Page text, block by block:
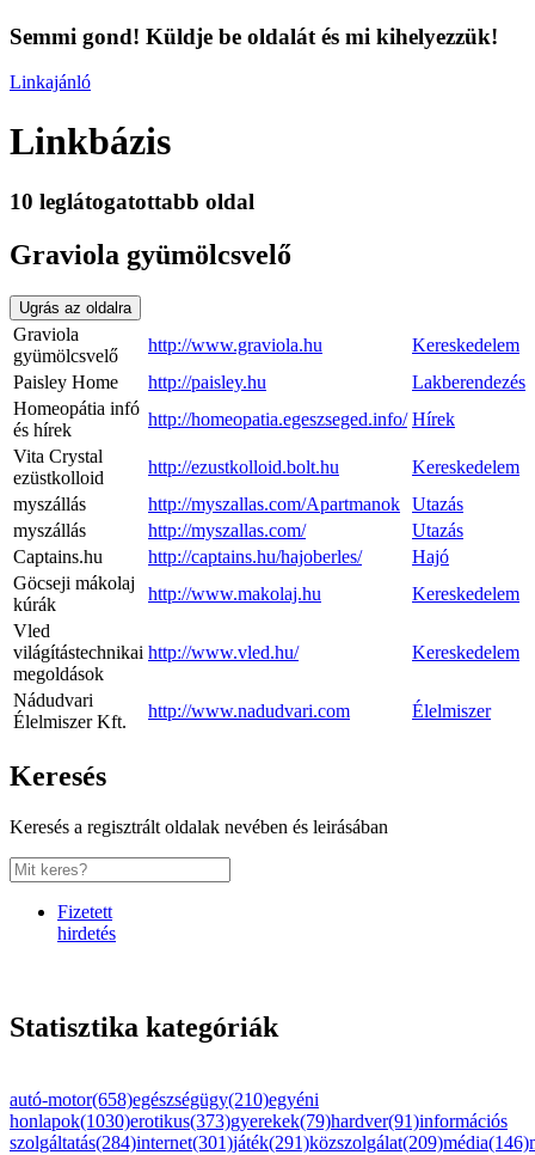
Semmi gond! Küldje be oldalát és mi kihelyezzük!
Linkajánló
Linkbázis
10 leglátogatottabb oldal
Graviola gyümölcsvelő
Ugrás az oldalra
Graviola
gyümölcsvelő
http://www.graviola.hu
Kereskedelem
Paisley Home
http://paisley.hu
Lakberendezés
Homeopátia infó
és hírek
http://homeopatia.egeszseged.info/ Hírek
Vita Crystal
ezüstkolloid
http://ezustkolloid.bolt.hu
Kereskedelem
myszállás
http://myszallas.com/Apartmanok Utazás
myszállás
http://myszallas.com/
Utazás
Captains.hu
http://captains.hu/hajoberles/
Hajó
Göcseji mákolaj
kúrák
http://www.makolaj.hu
Kereskedelem
Vled
világítástechnikai
megoldások
http://www.vled.hu/ Kereskedelem
Nádudvari
Élelmiszer Kft.
http://www.nadudvari.com Élelmiszer
Keresés
Keresés a regisztrált oldalak nevében és leirásában
Fizetett
hirdetés
Statisztika kategóriák
autó-motor(658)egészségügy(210)egyéni
honlapok(1030)erotikus(373)gyerekek(79)hardver(91)információs
szolgáltatás(284)internet(301)játék(291)közszolgálat(209)média(146)